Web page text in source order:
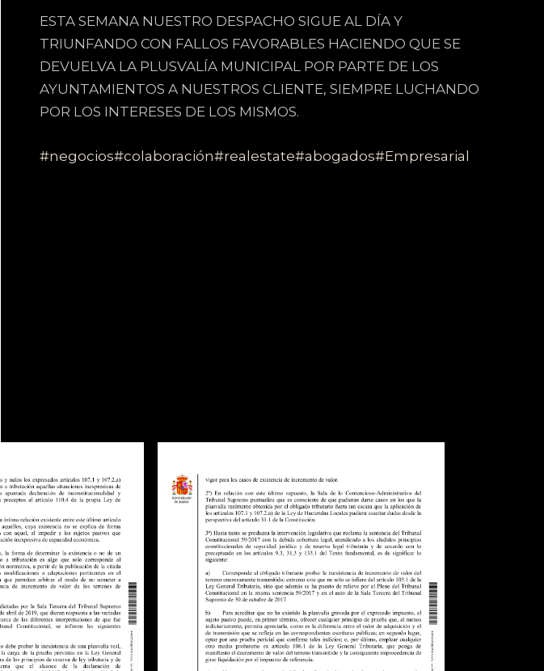
ESTA SEMANA NUESTRO DESPACHO SIGUE AL DÍA Y
TRIUNFANDO CON FALLOS FAVORABLES HACIENDO QUE SE
DEVUELVA LA PLUSVALÍA MUNICIPAL POR PARTE DE LOS
AYUNTAMIENTOS A NUESTROS CLIENTE, SIEMPRE LUCHANDO
POR LOS INTERESES DE LOS MISMOS.
#negocios#colaboración#realestate#abogados#Empresarial